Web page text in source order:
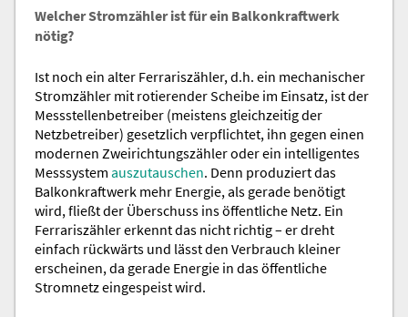
Welcher Stromzähler ist für ein Balkonkraftwerk
nötig?
Ist noch ein alter Ferrariszähler, d.h. ein mechanischer
Stromzähler mit rotierender Scheibe im Einsatz, ist der
Messstellenbetreiber (meistens gleichzeitig der
Netzbetreiber) gesetzlich verpflichtet, ihn gegen einen
modernen Zweirichtungszähler oder ein intelligentes
Messsystem auszutauschen. Denn produziert das
Balkonkraftwerk mehr Energie, als gerade benötigt
wird, fließt der Überschuss ins öffentliche Netz. Ein
Ferrariszähler erkennt das nicht richtig – er dreht
einfach rückwärts und lässt den Verbrauch kleiner
erscheinen, da gerade Energie in das öffentliche
Stromnetz eingespeist wird.